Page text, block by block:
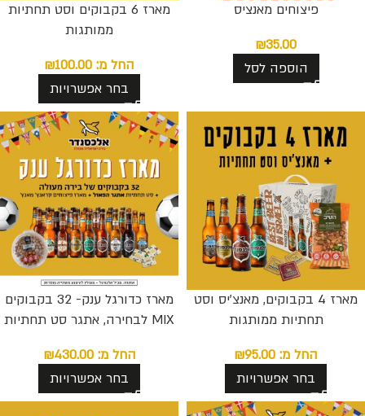
פיצוחים מאנציס
₪35.00
הוספה לסל
מארז 6 בקבוקים וסט תחתיות
ממותגות
החל מ:
₪100.00
בחר אפשרויות
מארז 4 בקבוקים, מאנצ’יס וסט
תחתיות ממותגות
החל מ:
₪95.00
בחר אפשרויות
מארז כדורגל ענק- 32 בקבוקים
MIX לבחירה, אתגר סט תחתיות
החל מ:
₪430.00
בחר אפשרויות